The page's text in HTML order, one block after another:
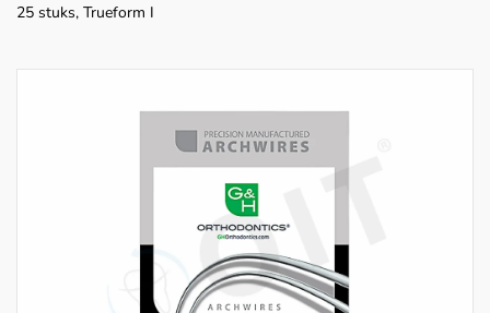
25 stuks, Trueform I